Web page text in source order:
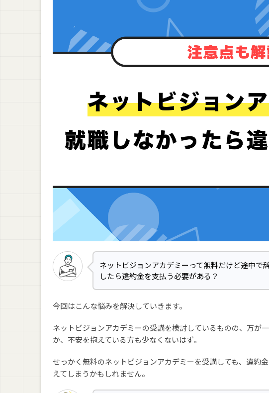
ネットビジョンアカデミーって無料だけど途中で
したら違約金を支払う必要がある？
今回はこんな悩みを解決していきます。
ネットビジョンアカデミーの受講を検討しているものの、万が
か、不安を抱えている方も少なくないはず。
せっかく無料のネットビジョンアカデミーを受講しても、違約
えてしまうかもしれません。